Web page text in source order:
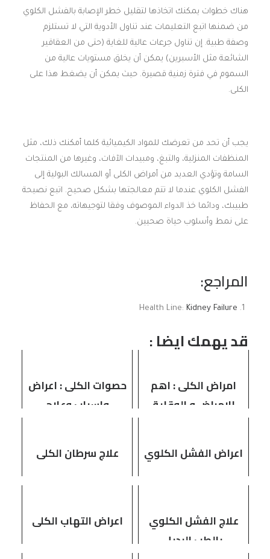
هناك خطوات يمكنك اتخاذها لتقليل خطر الإصابة بالفشل الكلوي
من ضمنها اتبع التعليمات عند تناول الأدوية التي لا تستلزم
وصفة طبية. إن تناول جرعات عالية للغاية (حتى من العقاقير
الشائعة مثل الأسبرين) يمكن أن يخلق مستويات عالية من
السموم في فترة زمنية قصيرة. حيث يمكن أن يضغط هذا على
الكلى.
يجب أن تحد من تعرضك للمواد الكيميائية كلما أمكنك ذلك، مثل
المنظفات المنزلية، والتبغ، ومبيدات الآفات، وغيرها من المنتجات
السامة وتؤدي العديد من أمراض الكلى أو المسالك البولية إلى
الفشل الكلوي عندما لا تتم معالجتها بشكل صحيح. اتبع نصيحة
طبيبك، ودائما خذ الدواء الموصوف وفقا لتوجيهاته، مع الحفاظ
على نمط وأسلوب حياة صحيين.
المراجع:
Health Line: Kidney Failure
قد يهمك ايضا :
امراض الكلى : اهم
الامراض و الوقاية
حصوات الكلى : اعراض
واسباب وعلاج
اعراض الفشل الكلوي علاج سرطان الكلى
علاج الفشل الكلوي
بالطب البديل
اعراض التهاب الكلى